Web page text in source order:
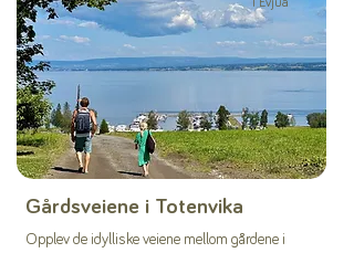
I Evjua
Gårdsveiene i Totenvika
Opplev de idylliske veiene mellom gårdene i